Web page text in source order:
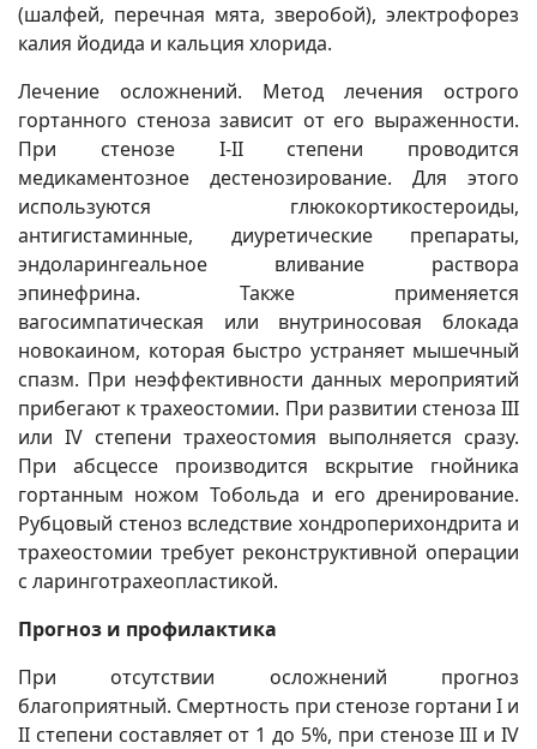
(шалфей, перечная мята, зверобой), электрофорез
калия йодида и кальция хлорида.
Лечение осложнений. Метод лечения острого
гортанного стеноза зависит от его выраженности.
При стенозе I-II степени проводится
медикаментозное дестенозирование. Для этого
используются глюкокортикостероиды,
антигистаминные, диуретические препараты,
эндоларингеальное вливание раствора
эпинефрина. Также применяется
вагосимпатическая или внутриносовая блокада
новокаином, которая быстро устраняет мышечный
спазм. При неэффективности данных мероприятий
прибегают к трахеостомии. При развитии стеноза III
или IV степени трахеостомия выполняется сразу.
При абсцессе производится вскрытие гнойника
гортанным ножом Тобольда и его дренирование.
Рубцовый стеноз вследствие хондроперихондрита и
трахеостомии требует реконструктивной операции
с ларинготрахеопластикой.
Прогноз и профилактика
При отсутствии осложнений прогноз
благоприятный. Смертность при стенозе гортани I и
II степени составляет от 1 до 5%, при стенозе III и IV